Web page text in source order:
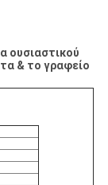
ουσιαστικού
& το γραφείο